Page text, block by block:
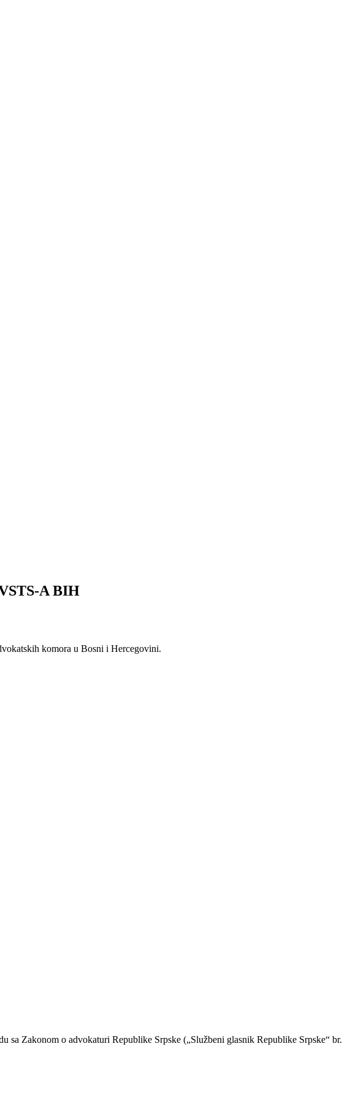
A BIH
komora u Bosni i Hercegovini.
sa Zakonom o advokaturi Republike Srpske („Službeni glasnik Republike Srpske“ br.